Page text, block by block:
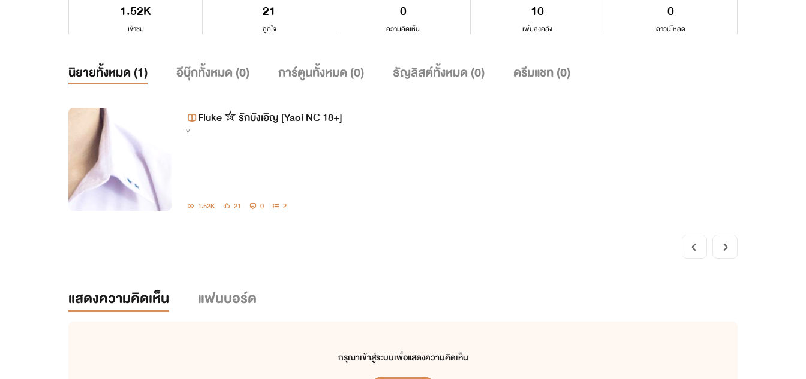
1.52K
เข้าชม
10
เพิ่มลงคลัง
21
ถูกใจ
0
ดาวน์โหลด
0
ความคิดเห็น
นิยายทั้งหมด (1) อีบุ๊กทั้งหมด (0) การ์ตูนทั้งหมด (0) ธัญลิสต์ทั้งหมด (0) ดรีมแชท (0)
Fluke ✮ รักบังเอิญ [Yaoi NC 18+]
Y
1.52K 21 0 2
แสดงความคิดเห็น แฟนบอร์ด
กรุณาเข้าสู่ระบบเพื่อแสดงความคิดเห็น